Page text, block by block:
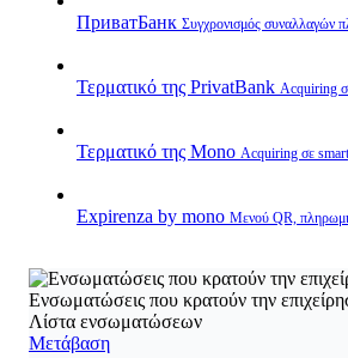
ПриватБанк Συγχρονισμός συναλλαγών
Τερματικό της PrivatBank Acquiring
Τερματικό της Mono Acquiring σε
Expirenza by mono Μενού QR,
Ενσωματώσεις που κρατούν την
Λίστα ενσωματώσεων
Μετάβαση